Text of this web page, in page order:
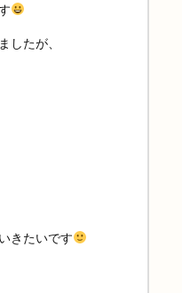
したが、
きたいです